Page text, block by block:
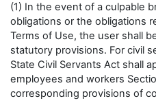
(1) In the event of a culpable
obligations or the obligations
Terms of Use, the user shall
statutory provisions. For civil
State Civil Servants Act shall
employees and workers
corresponding provisions of